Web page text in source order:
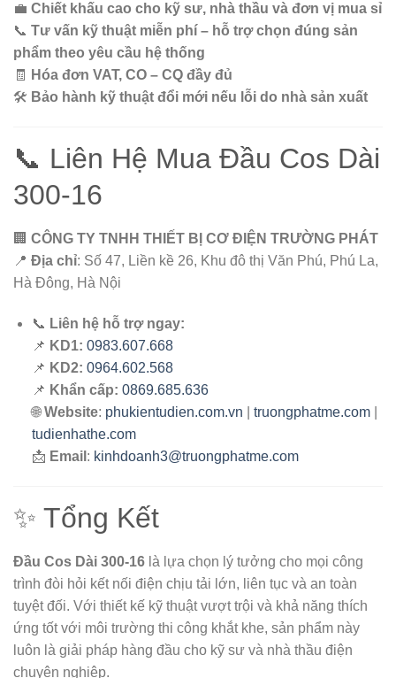
💼 Chiết khấu cao cho kỹ sư, nhà thầu và đơn vị mua sỉ
📞 Tư vấn kỹ thuật miễn phí – hỗ trợ chọn đúng sản
phẩm theo yêu cầu hệ thống
🧾
Hóa đơn VAT, CO – CQ đầy đủ
🛠️ Bảo hành kỹ thuật đổi mới nếu lỗi do nhà sản xuất
📞 Liên Hệ Mua Đầu Cos Dài
300-16
🏢 CÔNG TY TNHH THIẾT BỊ CƠ ĐIỆN TRƯỜNG PHÁT
📍 Địa chỉ: Số 47, Liền kề 26, Khu đô thị Văn Phú, Phú La,
Hà Đông, Hà Nội
📞 Liên hệ hỗ trợ ngay:
📌 KD1: 0983.607.668
📌 KD2: 0964.602.568
📌 Khẩn cấp: 0869.685.636
🌐Website: phukientudien.com.vn truongphatme.com|
tudienhathe.com
📩 Email : kinhdoanh3@truongphatme.com
✨ Tổng Kết
Đầu Cos Dài 300-16 là lựa chọn lý tưởng cho mọi công
trình đòi hỏi kết nối điện chịu tải lớn, liên tục và an toàn
tuyệt đối. Với thiết kế kỹ thuật vượt trội và khả năng thích
ứng tốt với môi trường thi công khắt khe, sản phẩm này
luôn là giải pháp hàng đầu cho kỹ sư và nhà thầu điện
chuyên nghiệp.